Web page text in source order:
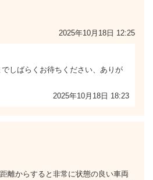
2025年10月18日 12:25
しばらくお待ちください、ありが
2025年10月18日 18:23
離からすると非常に状態の良い車両